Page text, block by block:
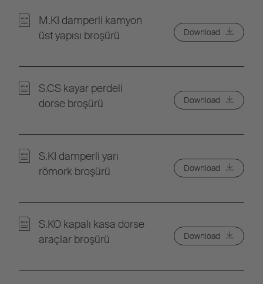
M.KI damperli kamyon
üst yapısı broşürü
Download
S.CS kayar perdeli
dorse broşürü
Download
S.KI damperli yarı
römork broşürü
Download
S.KO kapalı kasa dorse
araçlar broşürü
Download